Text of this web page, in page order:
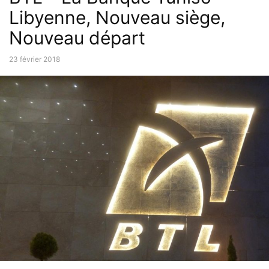
Libyenne, Nouveau siège,
Nouveau départ
23 février 2018